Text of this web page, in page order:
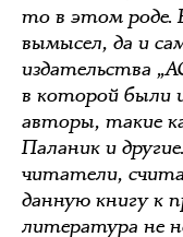
то в этом роде.
вымысел, да и
издательства
в которой были
авторы, такие
Паланик и
читатели,
данную книгу к
литература не